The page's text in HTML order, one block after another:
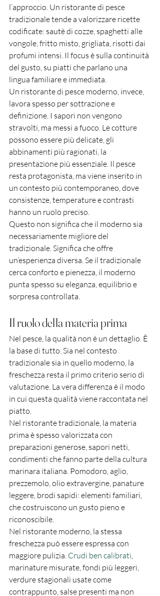
l’approccio. Un ristorante di pesce
tradizionale tende a valorizzare ricette
codificate: sautè di cozze, spaghetti alle
vongole, fritto misto, grigliata, risotti dai
profumi intensi. Il focus è sulla continuità
del gusto, su piatti che parlano una
lingua familiare e immediata.
Un ristorante di pesce moderno, invece,
lavora spesso per sottrazione e
definizione. I sapori non vengono
stravolti, ma messi a fuoco. Le cotture
possono essere più delicate, gli
abbinamenti più ragionati, la
presentazione più essenziale. Il pesce
resta protagonista, ma viene inserito in
un contesto più contemporaneo, dove
consistenze, temperature e contrasti
hanno un ruolo preciso.
Questo non significa che il moderno sia
necessariamente migliore del
tradizionale. Significa che offre
un’esperienza diversa. Se il tradizionale
cerca conforto e pienezza, il moderno
punta spesso su eleganza, equilibrio e
sorpresa controllata.
Il ruolo della materia prima
Nel pesce, la qualità non è un dettaglio. È
la base di tutto. Sia nel contesto
tradizionale sia in quello moderno, la
freschezza resta il primo criterio serio di
valutazione. La vera differenza è il modo
in cui questa qualità viene raccontata nel
piatto.
Nel ristorante tradizionale, la materia
prima è spesso valorizzata con
preparazioni generose, sapori netti,
condimenti che fanno parte della cultura
marinara italiana. Pomodoro, aglio,
prezzemolo, olio extravergine, panature
leggere, brodi sapidi: elementi familiari,
che costruiscono un gusto pieno e
riconoscibile.
Nel ristorante moderno, la stessa
freschezza può essere espressa con
maggiore pulizia. Crudi ben calibrati,
marinature misurate, fondi più leggeri,
verdure stagionali usate come
contrappunto, salse presenti ma non